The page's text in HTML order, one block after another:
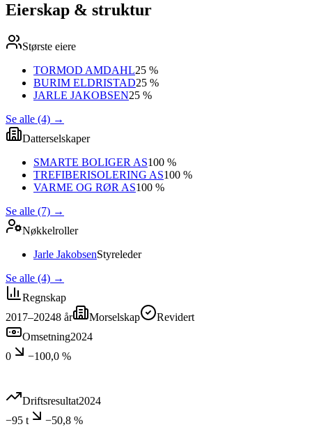
Eierskap & struktur
Største eiere
TORMOD AMDAHL25 %
BURIM ELDRISTAD25 %
JARLE JAKOBSEN25 %
Se alle (4) →
Datterselskaper
SMARTE BOLIGER AS100 %
TREFIBERISOLERING AS100 %
VARME OG RØR AS100 %
Se alle (7) →
Nøkkelroller
Jarle JakobsenStyreleder
Se alle (4) →
Regnskap
2017–20248 år Morselskap
Revidert
Omsetning2024
0
−100,0 %
Driftsresultat2024
−95 t
−50,8 %